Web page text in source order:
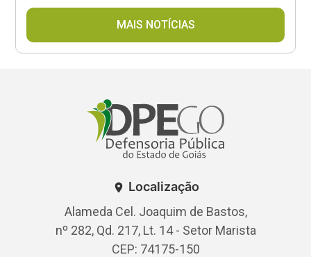
MAIS NOTÍCIAS
Localização
Alameda Cel. Joaquim de Bastos,
nº 282, Qd. 217, Lt. 14 - Setor Marista
CEP: 74175-150